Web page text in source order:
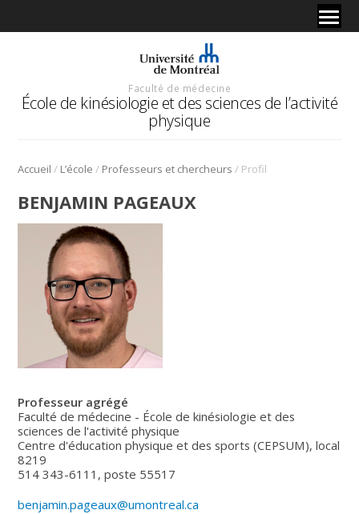
Faculté de médecine
École de kinésiologie et des sciences de l’activité
physique
Accueil / L’école / Professeurs et chercheurs / Profil
BENJAMIN PAGEAUX
Professeur agrégé
Faculté de médecine - École de kinésiologie et des
sciences de l'activité physique
Centre d'éducation physique et des sports (CEPSUM), local
8219
514 343-6111, poste 55517
benjamin.pageaux@umontreal.ca